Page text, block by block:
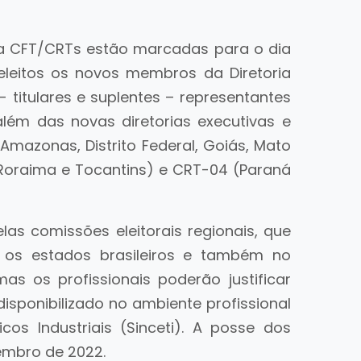
CRTs estão marcadas para o dia
os novos membros da Diretoria
titulares e suplentes – representantes
das novas diretorias executivas e
Distrito Federal, Goiás, Mato
e Tocantins) e CRT-04 (Paraná
comissões eleitorais regionais, que
estados brasileiros e também no
os profissionais poderão justificar
no ambiente profissional
Industriais (Sinceti). A posse dos
de 2022.